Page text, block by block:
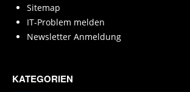
Sitemap
IT-Problem melden
Newsletter Anmeldung
KATEGORIEN